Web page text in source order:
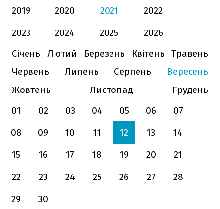
2019
2020 2021
2022
2023
2024 2025
2026
Січень
Лютий Березень Квітень
Травень
Червень
Липень Серпень
Вересень
Жовтень
Листопад
Грудень
01
02 03 04 05 06
07
08
09 10 11 12 13
14
15
16 17 18 19 20
21
22
23 24 25 26 27
28
29
30